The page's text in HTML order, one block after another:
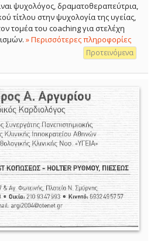
ψυχολόγος, δραματοθεραπεύτρια,
τίτλου στην ψυχολογία της υγείας,
τομέα του coaching για στελέχη
» Περισσότερες πληροφορίες
Προτεινόμενα